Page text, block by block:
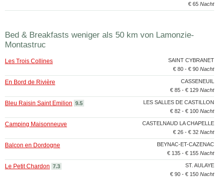
€ 65 Nacht
Bed & Breakfasts weniger als 50 km von Lamonzie-
Montastruc
SAINT CYBRANET
Les Trois Collines
€ 80 - € 90 Nacht
CASSENEUIL
En Bord de Rivière
€ 85 - € 129 Nacht
LES SALLES DE CASTILLON
Bleu Raisin Saint Emilion 9.5
€ 82 - € 100 Nacht
CASTELNAUD LA CHAPELLE
Camping Maisonneuve
€ 26 - € 32 Nacht
BEYNAC-ET-CAZENAC
Balcon en Dordogne
€ 135 - € 155 Nacht
ST. AULAYE
Le Petit Chardon 7.3
€ 90 - € 150 Nacht